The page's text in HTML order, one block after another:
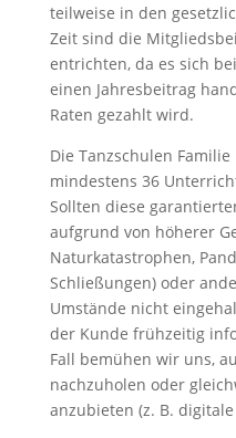
teilweise in den
Zeit sind die
entrichten, da es sich
einen Jahresbeitrag
Raten gezahlt wird.
Die Tanzschulen
mindestens 36
Sollten diese
aufgrund von höherer
Naturkatastrophen,
Schließungen) oder
Umstände nicht
der Kunde frühzeitig
Fall bemühen wir uns,
nachzuholen oder
anzubieten (z. B.